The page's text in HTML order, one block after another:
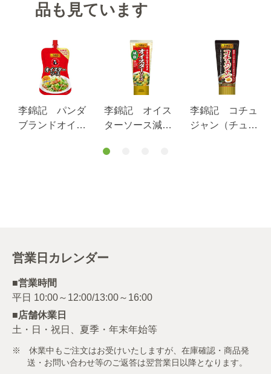
品も見ています
李錦記 パンダ
ブランドオイス
李錦記 オイス
ターソース減塩
り） ８５ｇ
李錦記 コチュ
ジャン（チュー
営業日カレンダー
■営業時間
■店舗休業日
土・日・祝日、夏季・年末年始等
※ 休業中もご注文はお受けいたしますが、在庫確認・商品発
送・お問い合わせ等のご返答は翌営業日以降となります。